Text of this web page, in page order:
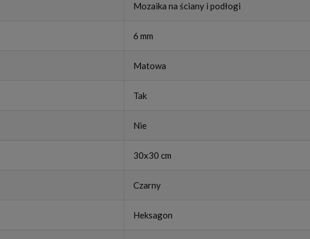
Mozaika na ściany i podłogi
6 mm
Matowa
Tak
Nie
30x30 cm
Czarny
Heksagon